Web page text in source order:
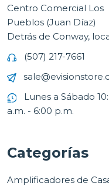
Centro Comercial Los
Pueblos (Juan Díaz)
Detrás de Conway,
(507) 217-7661
Lunes a Sábado
a.m. - 6:00 p.m.
Categorías
Amplificadores de